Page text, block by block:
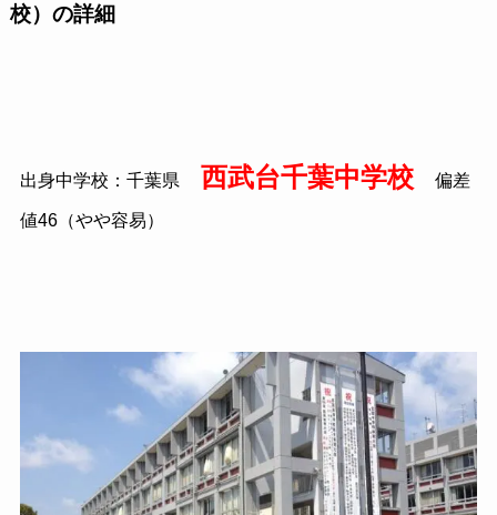
校）の詳細
出身中学校：千葉県 西武台千葉中学校 偏差
値46（やや容易）